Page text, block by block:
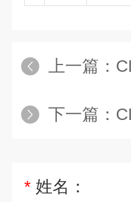
上一篇：
下一篇：
* 姓名：